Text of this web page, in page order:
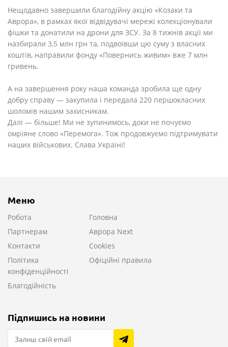
Нещодавно завершили благодійну акцію «Козаки та
Аврора», в рамках якої відвідувачі мережі колекціонували
фішки та донатили на дрони для ЗСУ. За 8 тижнів акції ми
назбирали 3,5 млн грн та, подвоївши цю суму з власних
коштів, направили фонду «Повернись живим» вже 7 млн
гривень.
А на завершення року наша команда зробила ще одну
добру справу — закупила і передала 220 першокласних
шоломів нашим захисникам.
Далі — більше! Ми не зупинимось, доки не почуємо
омріяне слово «Перемога». Тож продовжуємо підтримувати
наших військових. Слава Україні!
Меню
Робота
Головна
Партнерам
Аврора Next
Контакти
Cookies
Політика
конфіденційності
Офіційні правила
Благодійність
Підпишись на новини